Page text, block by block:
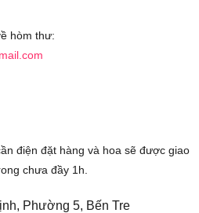
hòm thư:
điện đặt hàng và hoa sẽ được giao
chưa đầy 1h.
Phường 5, Bến Tre